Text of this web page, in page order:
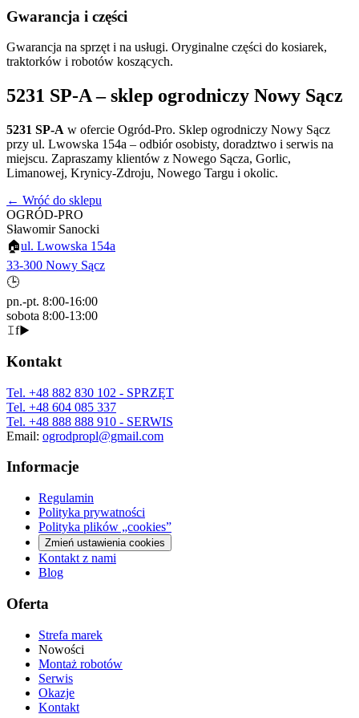
Gwarancja i części
Gwarancja na sprzęt i na usługi. Oryginalne części do kosiarek,
traktorków i robotów koszących.
5231 SP-A– sklep ogrodniczy Nowy Sącz
5231 SP-A w ofercie Ogród-Pro. Sklep ogrodniczy Nowy Sącz
przy ul. Lwowska 154a – odbiór osobisty, doradztwo i serwis na
miejscu. Zapraszamy klientów z Nowego Sącza, Gorlic,
Limanowej, Krynicy-Zdroju, Nowego Targu i okolic.
← Wróć do sklepu
OGRÓD-PRO
Sławomir Sanocki
🏠ul. Lwowska 154a
33-300 Nowy Sącz
🕒
pn.-pt. 8:00-16:00
sobota 8:00-13:00
𝙸f▶
Kontakt
Tel. +48 882 830 102 - SPRZĘT
Tel. +48 604 085 337
Tel. +48 888 888 910 - SERWIS
Email: ogrodpropl@gmail.com
Informacje
Regulamin
Polityka prywatności
Polityka plików „cookies”
Zmień ustawienia cookies
Kontakt z nami
Blog
Oferta
Strefa marek
Nowości
Montaż robotów
Serwis
Okazje
Kontakt